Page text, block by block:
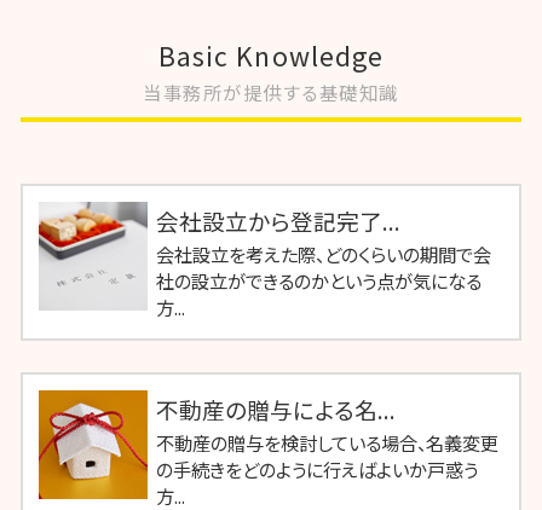
Basic Knowledge
当事務所が提供する基礎知識
会社設立から登記完了...
会社設立を考えた際、どのくらいの期間で会
社の設立ができるのかという点が気になる
方...
不動産の贈与による名...
不動産の贈与を検討している場合、名義変更
の手続きをどのように行えばよいか戸惑う
方...